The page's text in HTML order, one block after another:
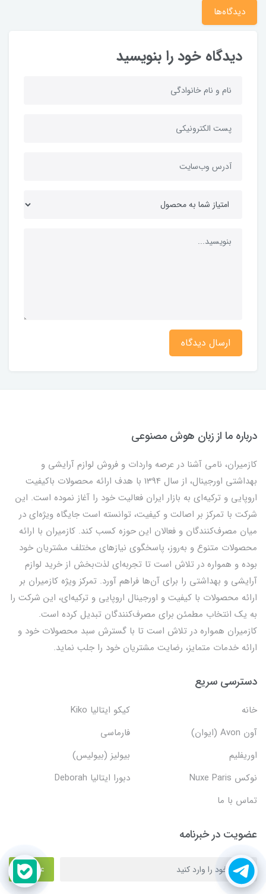
دیدگاه‌ها
دیدگاه خود را بنویسید
ارسال دیدگاه
درباره ما از زبان هوش مصنوعی
کازمیران، نامی آشنا در عرصه واردات و فروش لوازم آرایشی و
بهداشتی اورجینال، از سال 1394 با هدف ارائه محصولات باکیفیت
اروپایی و ترکیه‌ای به بازار ایران فعالیت خود را آغاز نموده است. این
شرکت با تمرکز بر اصالت و کیفیت، توانسته است جایگاه ویژه‌ای در
میان مصرف‌کنندگان و فعالان این حوزه کسب کند. کازمیران با ارائه
محصولات متنوع و به‌روز، پاسخگوی نیازهای مختلف مشتریان خود
بوده و همواره در تلاش است تا تجربه‌ای لذت‌بخش از خرید لوازم
آرایشی و بهداشتی را برای آن‌ها فراهم آورد. تمرکز ویژه کازمیران بر
ارائه محصولات با کیفیت و اورجینال اروپایی و ترکیه‌ای، این شرکت را
به یک انتخاب مطمئن برای مصرف‌کنندگان تبدیل کرده است.
کازمیران همواره در تلاش است تا با گسترش سبد محصولات خود و
ارائه خدمات متمایز، رضایت مشتریان خود را جلب نماید.
دسترسی سریع
خانه
کیکو ایتالیا Kiko
آون Avon (ایوان)
فارماسی
اوریفلیم
بیولیز (بیولیس)
نوکس Nuxe Paris
دبورا ایتالیا Deborah
تماس با ما
عضویت در خبرنامه
عضویت